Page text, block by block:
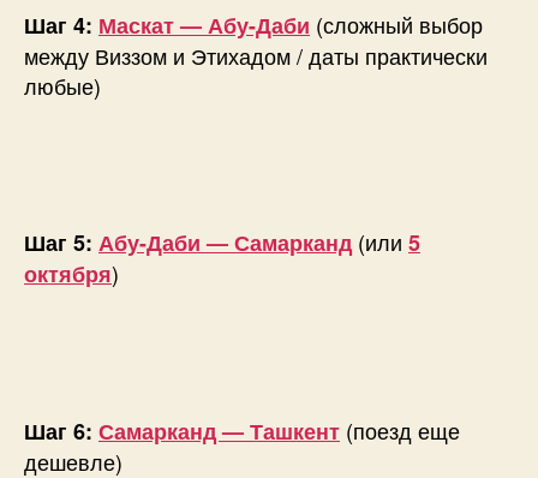
Шаг 4: Маскат — Абу-Даби (сложный выбор
между Виззом и Этихадом / даты практически
любые)
Шаг 5: Абу-Даби — Самарканд (или 5
октября)
Шаг 6: Самарканд — Ташкент (поезд еще
дешевле)